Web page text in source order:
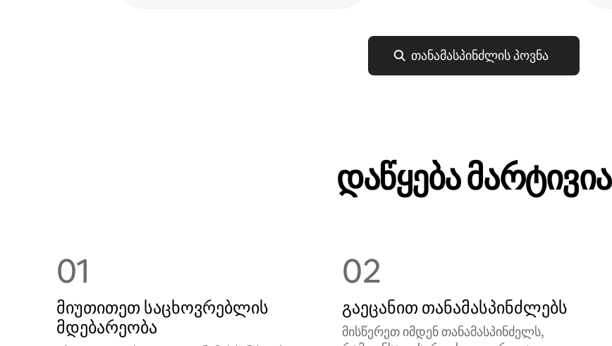
თანამასპინძლის პოვნა
დაწყება მარტივია
01
მიუთითეთ საცხოვრებლის
მდებარეობა
02
გაეცანით თანამასპინძლებს
მისწერეთ იმდენ თანამასპინძელს,